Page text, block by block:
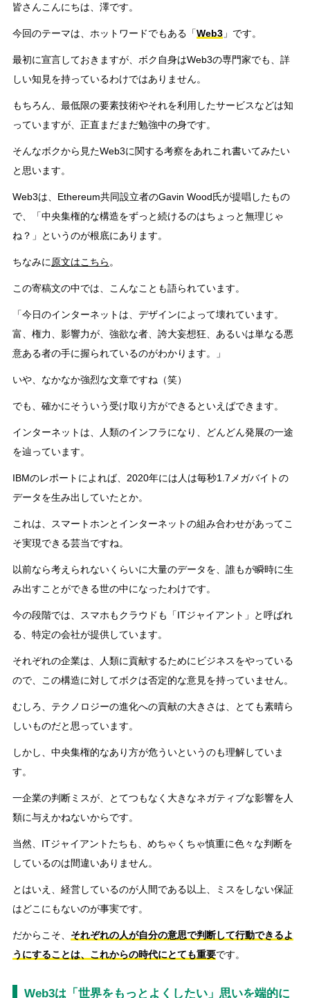
皆さんこんにちは、澤です。
今回のテーマは、ホットワードでもある「Web3」です。
最初に宣言しておきますが、ボク自身はWeb3の専門家でも、詳
しい知見を持っているわけではありません。
もちろん、最低限の要素技術やそれを利用したサービスなどは知
っていますが、正直まだまだ勉強中の身です。
そんなボクから見たWeb3に関する考察をあれこれ書いてみたい
と思います。
Web3は、Ethereum共同設立者のGavin Wood氏が提唱したもの
で、「中央集権的な構造をずっと続けるのはちょっと無理じゃ
ね？」というのが根底にあります。
ちなみに 原文はこちら 。
この寄稿文の中では、こんなことも語られています。
「今日のインターネットは、デザインによって壊れています。
富、権力、影響力が、強欲な者、誇大妄想狂、あるいは単なる悪
意ある者の手に握られているのがわかります。」
いや、なかなか強烈な文章ですね（笑）
でも、確かにそういう受け取り方ができるといえばできます。
インターネットは、人類のインフラになり、どんどん発展の一途
を辿っています。
IBMのレポートによれば、2020年には人は毎秒1.7メガバイトの
データを生み出していたとか。
これは、スマートホンとインターネットの組み合わせがあってこ
そ実現できる芸当ですね。
以前なら考えられないくらいに大量のデータを、誰もが瞬時に生
み出すことができる世の中になったわけです。
今の段階では、スマホもクラウドも「ITジャイアント」と呼ばれ
る、特定の会社が提供しています。
それぞれの企業は、人類に貢献するためにビジネスをやっている
ので、この構造に対してボクは否定的な意見を持っていません。
むしろ、テクノロジーの進化への貢献の大きさは、とても素晴ら
しいものだと思っています。
しかし、中央集権的なあり方が危ういというのも理解していま
す。
一企業の判断ミスが、とてつもなく大きなネガティブな影響を人
類に与えかねないからです。
当然、ITジャイアントたちも、めちゃくちゃ慎重に色々な判断を
しているのは間違いありません。
とはいえ、経営しているのが人間である以上、ミスをしない保証
はどこにもないのが事実です。
だからこそ、 それぞれの人が自分の意思で判断して行動できるよ
うにすることは、これからの時代にとても重要です。
Web3は「世界をもっとよくしたい」思いを端的に